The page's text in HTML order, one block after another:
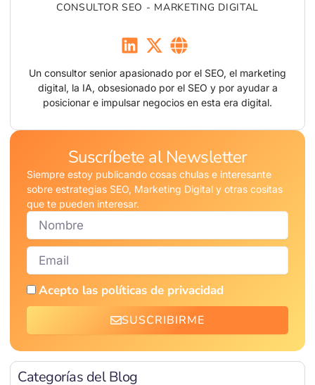
CONSULTOR SEO - MARKETING DIGITAL
Un consultor senior apasionado por el SEO, el marketing
digital, la IA, obsesionado por el SEO y por ayudar a
posicionar e impulsar negocios en esta era digital.
Suscríbete al Newsletter
Siempre estoy publicando cosas chulas e interesante
sobre estrategias SEO, Marketing Digital y otras cositas
que te pueden interesar.
Acepto las políticas de privacidad
SUSCRIBIRME
Categorías del Blog